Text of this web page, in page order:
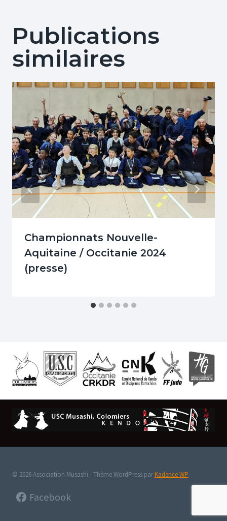
Publications
similaires
Championnats Nouvelle-
Aquitaine / Occitanie 2024
(presse)
© 2026 Association Musashi - Thème WordPress par Kadence WP
Facebook